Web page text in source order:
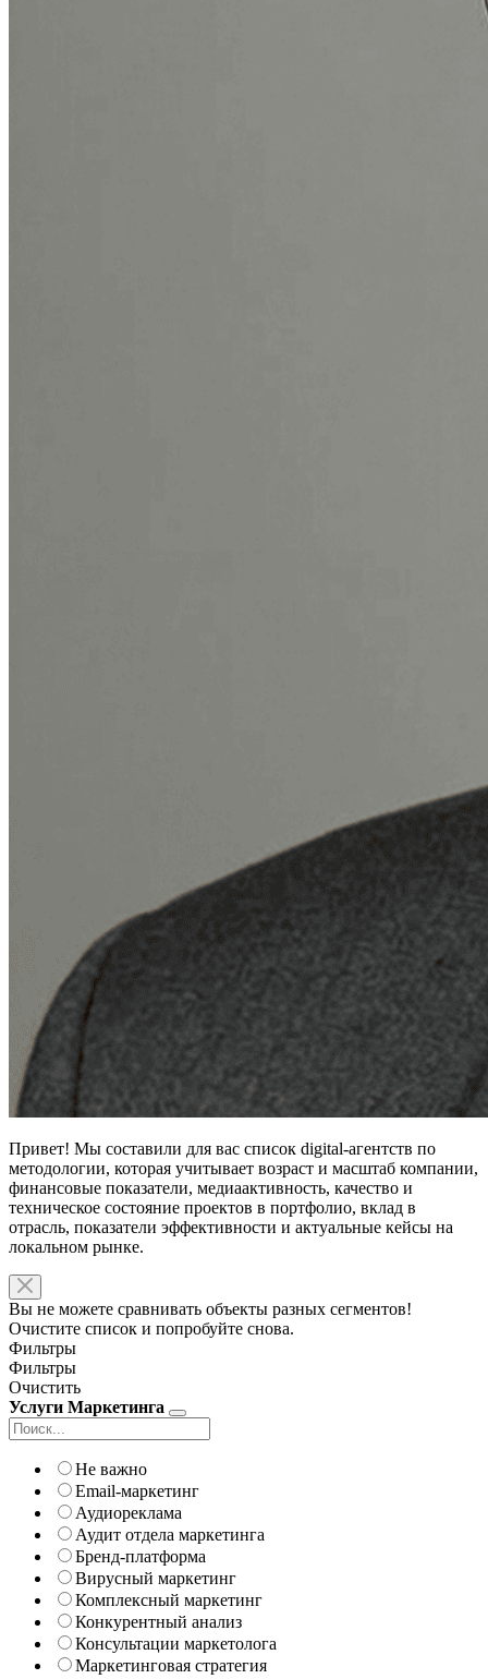
Привет! Мы составили для вас список digital-агентств по
методологии, которая учитывает возраст и масштаб компании,
финансовые показатели, медиаактивность, качество и
техническое состояние проектов в портфолио, вклад в
отрасль, показатели эффективности и актуальные кейсы на
локальном рынке.
Вы не можете сравнивать объекты разных сегментов!
Очистите список и попробуйте снова.
Фильтры
Фильтры
Очистить
Услуги Маркетинга
Не важно
Email-маркетинг
Аудиореклама
Аудит отдела маркетинга
Бренд-платформа
Вирусный маркетинг
Комплексный маркетинг
Конкурентный анализ
Консультации маркетолога
Маркетинговая стратегия